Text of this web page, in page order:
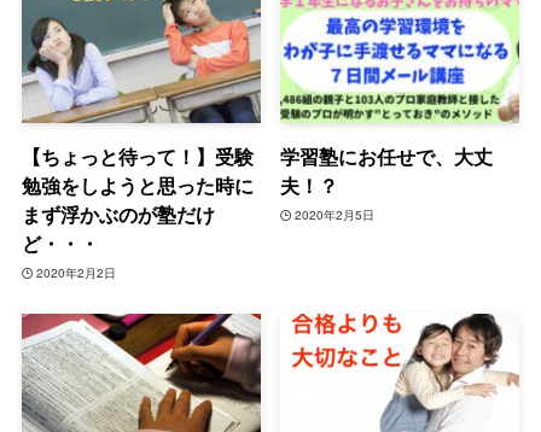
【ちょっと待って！】受験
勉強をしようと思った時に
まず浮かぶのが塾だけ
ど・・・
2020年2月2日
学習塾にお任せで、大丈
夫！？
2020年2月5日